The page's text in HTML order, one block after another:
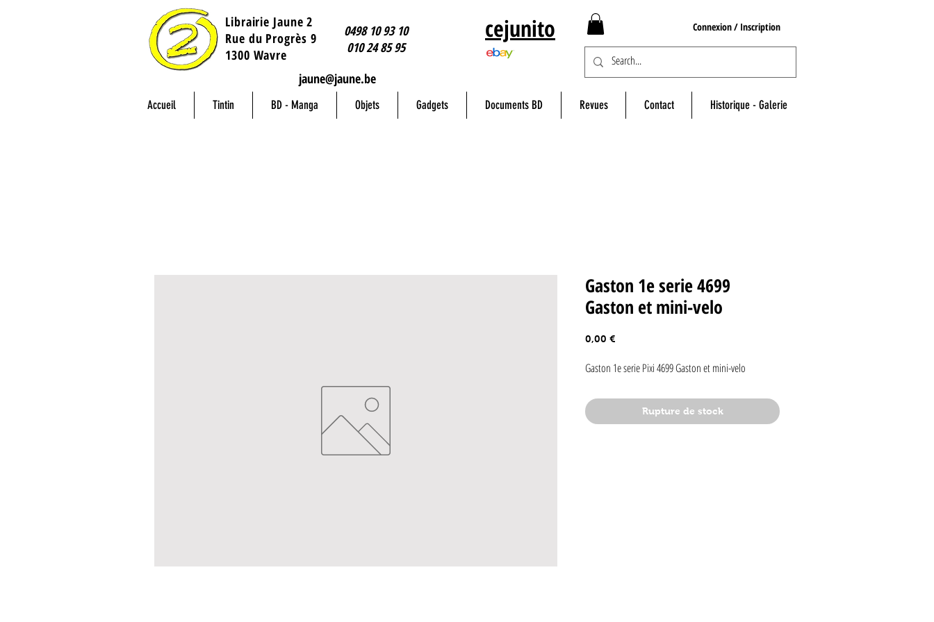
Librairie Jaune 2
​Rue du Progrès 9
1300 Wavre
0498 10 93 10
010 24 85 95
jaune@jaune.be
cejunito Connexion / Inscription
Accueil Tintin BD - Manga Objets Gadgets Documents BD Revues Contact Historique - Galerie
Gaston 1e serie 4699
Gaston et mini-velo
0,00 €
Gaston 1e serie Pixi 4699 Gaston et mini-velo
Rupture de stock